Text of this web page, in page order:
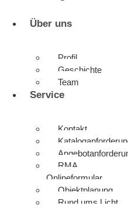
Über uns
Profil
Geschichte
Team
Service
Kontakt
RMA
Onlineformular
Objektplanung
Rund ums Licht